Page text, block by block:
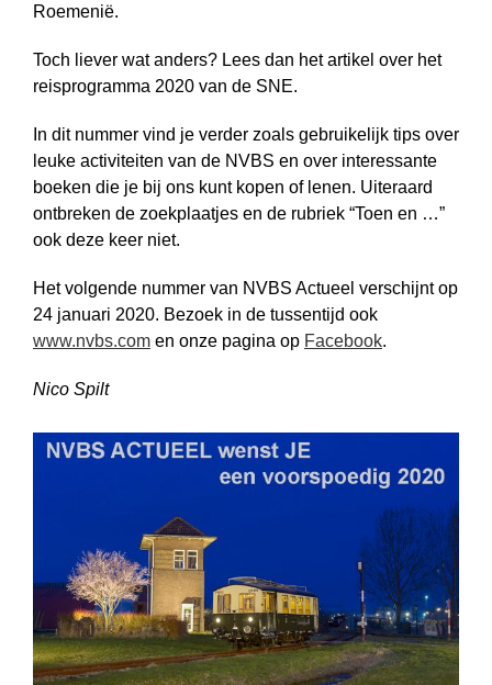
Roemenië.
Toch liever wat anders? Lees dan het artikel over het
reisprogramma 2020 van de SNE.
In dit nummer vind je verder zoals gebruikelijk tips over
leuke activiteiten van de NVBS en over interessante
boeken die je bij ons kunt kopen of lenen. Uiteraard
ontbreken de zoek­plaatjes en de rubriek “Toen en …”
ook deze keer niet.
Het volgende nummer van NVBS Actueel verschijnt op
24 januari 2020. Bezoek in de tussentijd ook
www.nvbs.com en onze pagina op Facebook.
Nico Spilt